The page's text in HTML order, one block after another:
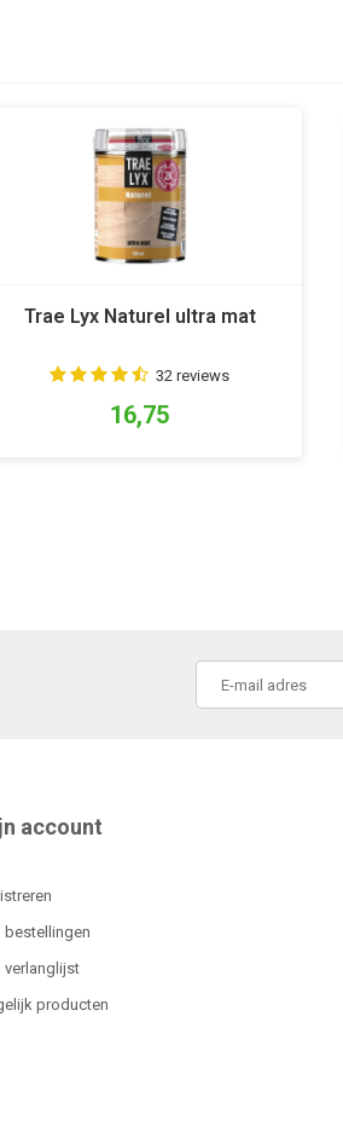
Trae Lyx Naturel ultra mat
32 reviews
16,75
account
bestellingen
verlanglijst
producten